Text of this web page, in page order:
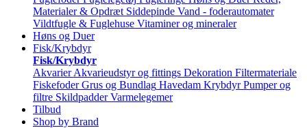
Materialer & Opdræt Siddepinde Vand - foderautomater
Vildtfugle & Fuglehuse Vitaminer og mineraler
Høns og Duer
Fisk/Krybdyr
Fisk/Krybdyr
Akvarier Akvarieudstyr og fittings Dekoration Filtermateriale
Fiskefoder Grus og Bundlag Havedam Krybdyr Pumper og
filtre Skildpadder Varmelegemer
Tilbud
Shop by Brand